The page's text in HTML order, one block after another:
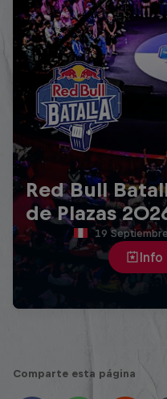
Red Bull
de Plazas
Info
19
Comparte esta página